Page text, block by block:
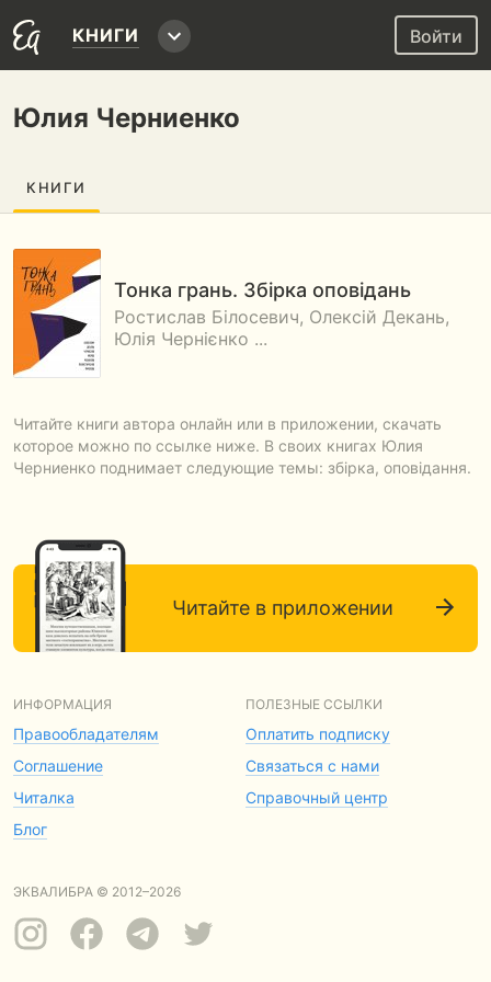
КНИГИ Войти
Юлия Черниенко
КНИГИ
Тонка грань. Збірка оповідань
Ростислав Білосевич, Олексій Декань,
Юлія Чернієнко ...
Читайте книги автора онлайн или в приложении, скачать
которое можно по ссылке ниже. В своих книгах Юлия
Черниенко поднимает следующие темы: збірка, оповідання.
Читайте в приложении
ИНФОРМАЦИЯ
Правообладателям
Соглашение
Читалка
Блог
ПОЛЕЗНЫЕ ССЫЛКИ
Оплатить подписку
Связаться с нами
Справочный центр
ЭКВАЛИБРА © 2012–2026